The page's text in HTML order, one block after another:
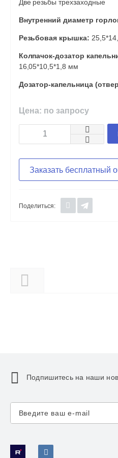
Две резьбы трехзаходные
Внутренний диаметр
Резьбовая крышка:
Колпачок-дозатор
16,05*10,5*1,8 мм
Дозатор-капельница
Цена: по запросу
Заказать бесплатный
Поделиться:
Подпишитесь на наши